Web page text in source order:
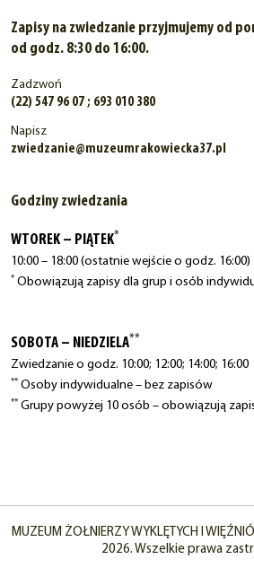
Zapisy na zwiedzanie przyjmujemy od
od godz. 8:30 do 16:00.
Zadzwoń
(22) 547 96 07 ; 693 010 380
Napisz
zwiedzanie@muzeumrakowiecka37.pl
Godziny zwiedzania
WTOREK – PIĄTEK*
10:00 – 18:00 (ostatnie wejście o godz. 16:00)
* Obowiązują zapisy dla grup i osób
SOBOTA – NIEDZIELA**
Zwiedzanie o godz. 10:00; 12:00; 14:00; 16:00
** Osoby indywidualne – bez zapisów
** Grupy powyżej 10 osób – obowiązują
MUZEUM ŻOŁNIERZY WYKLĘTYCH I
2026. Wszelkie prawa